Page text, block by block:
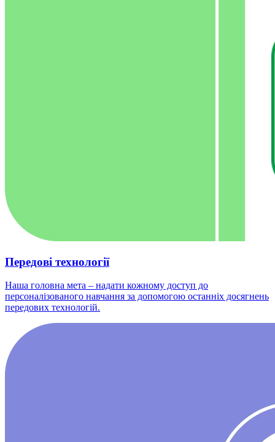
Передові технології
Наша головна мета – надати кожному доступ до
персоналізованого навчання за допомогою останніх досягнень
передових технологій.